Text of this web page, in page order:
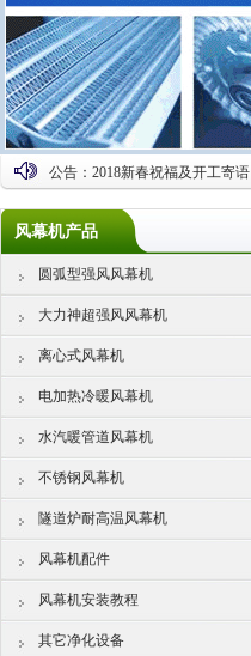
公告： 2018新春祝福及开工寄语
风幕机产品
圆弧型强风风幕机
大力神超强风风幕机
离心式风幕机
电加热冷暖风幕机
水汽暖管道风幕机
不锈钢风幕机
隧道炉耐高温风幕机
风幕机配件
风幕机安装教程
其它净化设备